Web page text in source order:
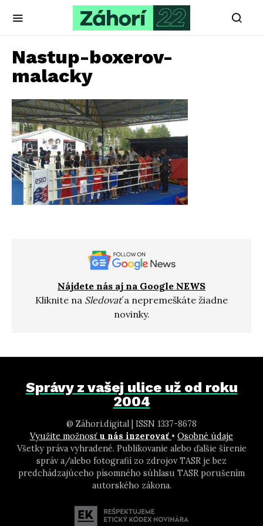
Nastup-boxerov-
malacky
Nájdete nás aj na Google NEWS
Kliknite na Sledovaťa nepremeškáte žiadne
novinky.
Správy z vašej ulice už od roku
2004
@ Záhori.digital | ISSN 1337-8678
Využite možnosť u nás inzerovať • Osobné údaje
Všetky práva vyhradené. Publikovanie alebo ďalšie šírenie
správ a/alebo fotografií zo zdrojov TASR je bez
predchádzajúceho písomného súhlasu TASR porušením
autorského zákona.